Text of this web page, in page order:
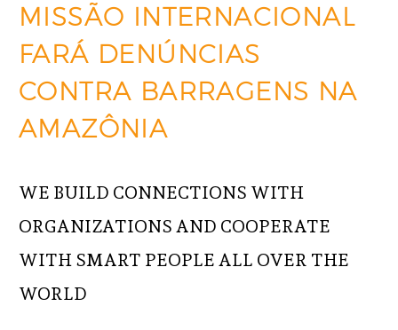
MISSÃO INTERNACIONAL
FARÁ DENÚNCIAS
CONTRA BARRAGENS NA
AMAZÔNIA
WE BUILD CONNECTIONS WITH
ORGANIZATIONS AND COOPERATE
WITH SMART PEOPLE ALL OVER THE
WORLD